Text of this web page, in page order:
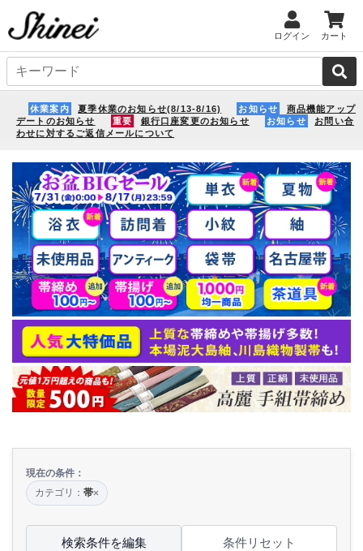
ログイン カート
休業案内 夏季休業のお知らせ(8/13-8/16) お知らせ
商品機能アップ
デートのお知らせ
重要 銀行口座変更のお知らせ お知らせ
お問い合
わせに対するご返信メールについて
現在の条件：
カテゴリ： 帯×
検索条件を編集 条件リセット